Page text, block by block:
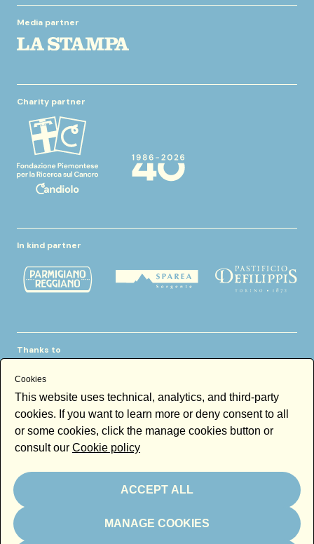
Media partner
Charity partner
In kind partner
Thanks to
Newsletter
Email
Cookies
This website uses technical, analytics, and third-party
cookies. If you want to learn more or deny consent to all
or some cookies, click the manage cookies button or
consult our Cookie policy
ACCEPT ALL
MANAGE COOKIES